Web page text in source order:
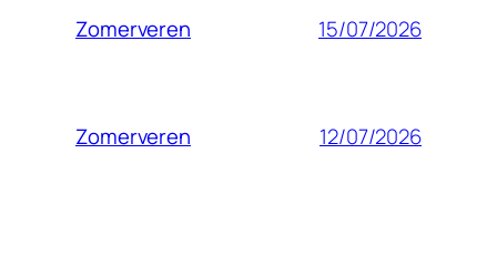
Zomerveren 15/07/2026
Zomerveren 12/07/2026